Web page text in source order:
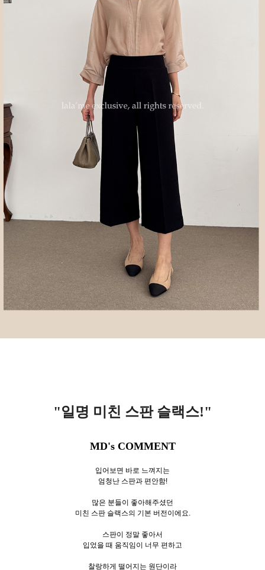
"일명 미친 스판 슬랙스!"
MD's COMMENT
입어보면 바로 느껴지는
엄청난 스판과 편안함!
많은 분들이 좋아해주셨던
미친 스판 슬랙스의 기본 버전이에요.
스판이 정말 좋아서
입었을 때 움직임이 너무 편하고
찰랑하게 떨어지는 원단이라